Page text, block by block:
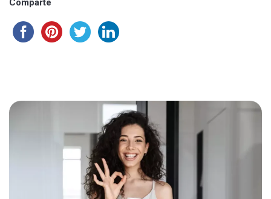
Comparte